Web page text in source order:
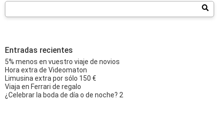
Entradas recientes
5% menos en vuestro viaje de novios
Hora extra de Videomaton
Limusina extra por sólo 150 €
Viaja en Ferrari de regalo
¿Celebrar la boda de día o de noche? 2